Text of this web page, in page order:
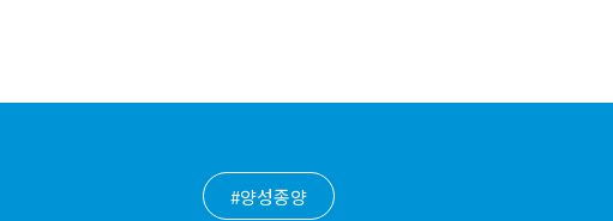
#양성종양